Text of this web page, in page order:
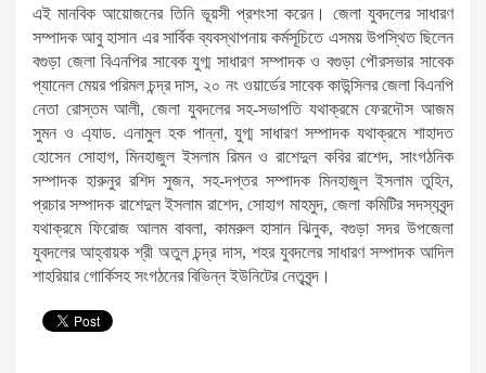
এই মানবিক আয়োজনের তিনি ভূয়সী প্রশংসা করেন। জেলা যুবদলের সাধারণ
সম্পাদক আবু হাসান এর সার্বিক ব্যবস্থাপনায় কর্মসূচিতে এসময় উপস্থিত ছিলেন
বগুড়া জেলা বিএনপির সাবেক যুগ্ম সাধারণ সম্পাদক ও বগুড়া পৌরসভার সাবেক
প্যানেল মেয়র পরিমল চন্দ্র দাস, ২০ নং ওয়ার্ডের সাবেক কাউন্সিলর জেলা বিএনপি
নেতা রোস্তম আলী, জেলা যুবদলের সহ-সভাপতি যথাক্রমে ফেরদৌস আজম
সুমন ও এ্যাড. এনামুল হক পান্না, যুগ্ম সাধারণ সম্পাদক যথাক্রমে শাহাদত
হোসেন সোহাগ, মিনহাজুল ইসলাম রিমন ও রাশেদুল কবির রাশেদ, সাংগঠনিক
সম্পাদক হারুনুর রশিদ সুজন, সহ-দপ্তর সম্পাদক মিনহাজুল ইসলাম তুহিন,
প্রচার সম্পাদক রাশেদুল ইসলাম রাশেদ, সোহাগ মাহমুদ, জেলা কমিটির সদস্যবৃন্দ
যথাক্রমে ফিরোজ আলম বাবলা, কামরুল হাসান ঝিনুক, বগুড়া সদর উপজেলা
যুবদলের আহ্বায়ক শ্রী অতুল চন্দ্র দাস, শহর যুবদলের সাধারণ সম্পাদক আদিল
শাহরিয়ার গোর্কিসহ সংগঠনের বিভিন্ন ইউনিটের নেতৃবৃন্দ।